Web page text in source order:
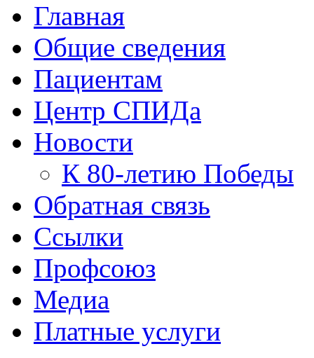
Главная
Общие сведения
Пациентам
Центр СПИДа
Новости
К 80-летию Победы
Обратная связь
Ссылки
Профсоюз
Медиа
Платные услуги